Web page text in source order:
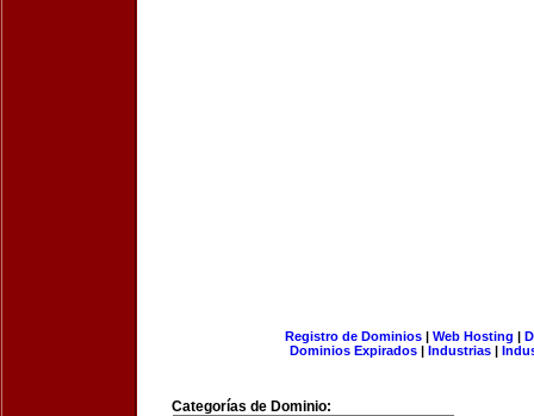
Registro de Dominios| Web Hosting |
Dominios Expirados | Industrias |
Categorías de Dominio: